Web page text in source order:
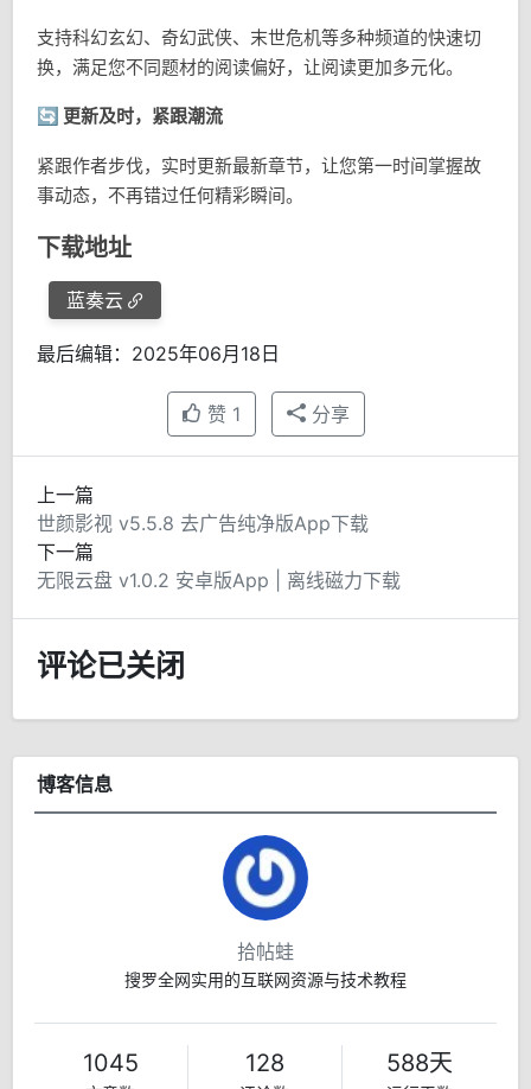
支持科幻玄幻、奇幻武侠、末世危机等多种频道的快速切
换，满足您不同题材的阅读偏好，让阅读更加多元化。
🔄 更新及时，紧跟潮流
紧跟作者步伐，实时更新最新章节，让您第一时间掌握故
事动态，不再错过任何精彩瞬间。
下载地址
蓝奏云
最后编辑：2025年06月18日
赞 1 分享
上一篇
世颜影视 v5.5.8 去广告纯净版App下载
下一篇
无限云盘 v1.0.2 安卓版App | 离线磁力下载
评论已关闭
博客信息
拾帖蛙
搜罗全网实用的互联网资源与技术教程
1045 128 588天